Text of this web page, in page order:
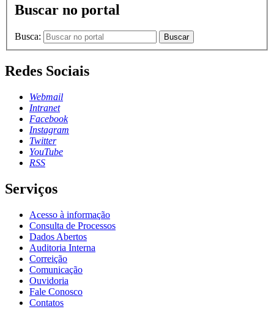
Buscar no portal
Busca: Buscar
Redes Sociais
Webmail
Intranet
Facebook
Instagram
Twitter
YouTube
RSS
Serviços
Acesso à informação
Consulta de Processos
Dados Abertos
Auditoria Interna
Correição
Comunicação
Ouvidoria
Fale Conosco
Contatos